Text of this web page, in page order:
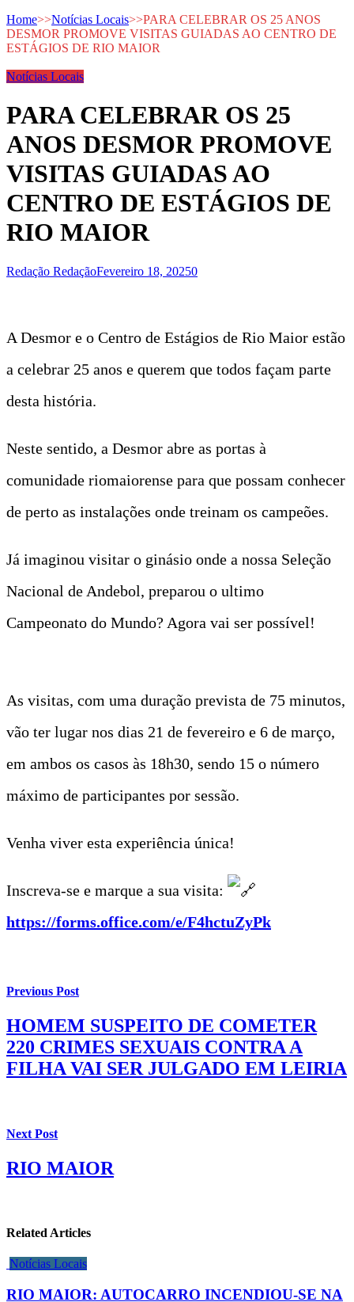
Home>>Notícias Locais>>PARA CELEBRAR OS 25 ANOS
DESMOR PROMOVE VISITAS GUIADAS AO CENTRO DE
ESTÁGIOS DE RIO MAIOR
Notícias Locais
PARA CELEBRAR OS 25
ANOS DESMOR PROMOVE
VISITAS GUIADAS AO
CENTRO DE ESTÁGIOS DE
RIO MAIOR
Redação RedaçãoFevereiro 18, 20250
A Desmor e o Centro de Estágios de Rio Maior estão
a celebrar 25 anos e querem que todos façam parte
desta história.
Neste sentido, a Desmor abre as portas à
comunidade riomaiorense para que possam conhecer
de perto as instalações onde treinam os campeões.
Já imaginou visitar o ginásio onde a nossa Seleção
Nacional de Andebol, preparou o ultimo
Campeonato do Mundo? Agora vai ser possível!
As visitas, com uma duração prevista de 75 minutos,
vão ter lugar nos dias 21 de fevereiro e 6 de março,
em ambos os casos às 18h30, sendo 15 o número
máximo de participantes por sessão.
Venha viver esta experiência única!
Inscreva-se e marque a sua visita:
https://forms.office.com/e/F4hctuZyPk
Previous Post
HOMEM SUSPEITO DE COMETER
220 CRIMES SEXUAIS CONTRA A
FILHA VAI SER JULGADO EM LEIRIA
Next Post
RIO MAIOR
Related Articles
Notícias Locais
RIO MAIOR: AUTOCARRO INCENDIOU-SE NA